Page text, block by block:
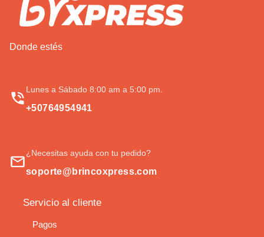
Donde estés
Lunes a Sábado 8:00 am a 5:00 pm.
+50764954941
¿Necesitas ayuda con tu pedido?
soporte@brincoxpress.com
Servicio al cliente
Pagos